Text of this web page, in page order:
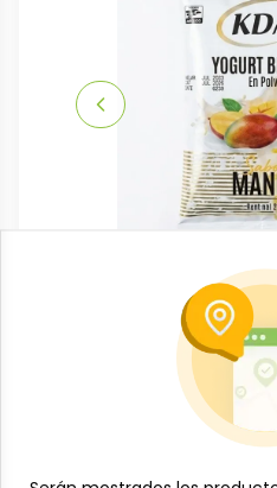
Yogurt en polvo
B-JAM-001-1863